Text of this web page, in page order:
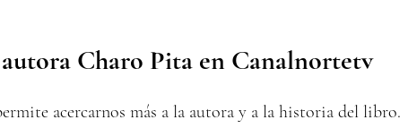
Charo Pita en Canalnortetv
acercarnos más a la autora y a la historia del libro.